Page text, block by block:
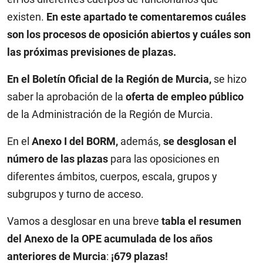
existen. En este apartado te comentaremos cuáles
son los procesos de oposición abiertos y cuáles son
las próximas previsiones de plazas.
En el Boletín Oficial de la Región de Murcia, se hizo
saber la aprobación de la oferta de empleo público
de la Administración de la Región de Murcia.
En el Anexo I del BORM, además, se desglosan el
número de las plazas para las oposiciones en
diferentes ámbitos, cuerpos, escala, grupos y
subgrupos y turno de acceso.
Vamos a desglosar en una breve tabla el resumen
del Anexo de la OPE acumulada de los años
anteriores de Murcia: ¡679 plazas!